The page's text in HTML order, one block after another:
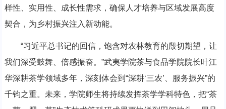
样性、实用性、成长性需求，确保人才培养与区域发展高度
契合，为乡村振兴注入新动能。
“习近平总书记的回信，饱含对农林教育的殷切期望，让
我们深受鼓舞、倍感振奋。”武夷学院茶与食品学院院长叶江
华深耕茶学领域多年，深刻体会到“深耕‘三农’、服务振兴”的
千钧之重。未来，学院师生将持续发挥茶学学科特色，把“茶